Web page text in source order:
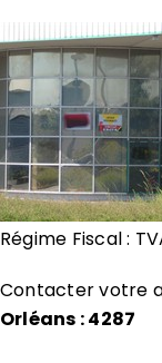
Régime Fiscal :
Contacter votre
Orléans : 4287